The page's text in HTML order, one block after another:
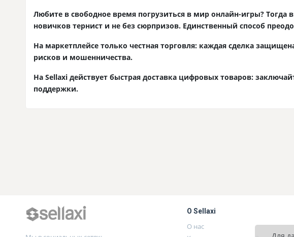
Любите в свободное время погрузиться в мир онлайн-игры? Тогда
новичков тернист и не без сюрпризов. Единственный способ
На маркетплейсе только честная торговля: каждая сделка
рисков и мошенничества.
На Sellaxi действует быстрая доставка цифровых товаров:
поддержки.
О Sellaxi
О нас